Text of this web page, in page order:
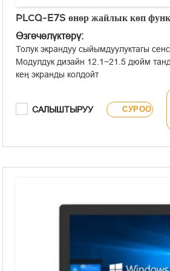
PLCQ-E7S өнөр жайлык көп
Өзгөчөлүктөрү:
Толук экрандуу сыйымдуулуктагы
Модулдук дизайн 12.1~21.5 дюйм
кең экранды колдойт
Алдыңкы панель IP65 талаптарына
Алдыңкы панелде USB Type-A жана
жарыктары камтылган
САЛЫШТЫРУУ СУРОО